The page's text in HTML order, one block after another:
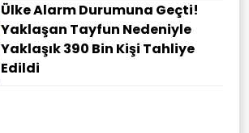
Ülke Alarm Durumuna Geçti!
Yaklaşan Tayfun Nedeniyle
Yaklaşık 390 Bin Kişi Tahliye
Edildi